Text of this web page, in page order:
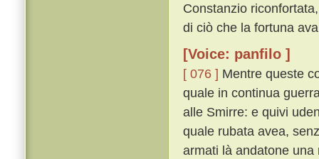
Constanzio
di ciò che la fortuna
[Voice: panfilo ]
[ 076 ] Mentre queste
quale in continua
alle Smirre: e quivi
quale rubata avea,
armati là andatone